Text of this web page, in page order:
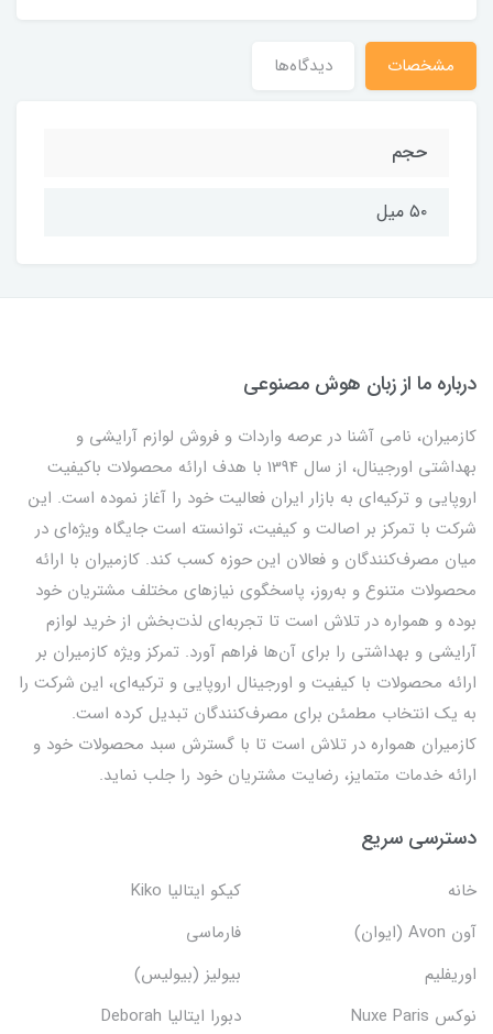
مشخصات دیدگاه‌ها
حجم
۵۰ میل
درباره ما از زبان هوش مصنوعی
کازمیران، نامی آشنا در عرصه واردات و فروش لوازم آرایشی و
بهداشتی اورجینال، از سال 1394 با هدف ارائه محصولات باکیفیت
اروپایی و ترکیه‌ای به بازار ایران فعالیت خود را آغاز نموده است. این
شرکت با تمرکز بر اصالت و کیفیت، توانسته است جایگاه ویژه‌ای در
میان مصرف‌کنندگان و فعالان این حوزه کسب کند. کازمیران با ارائه
محصولات متنوع و به‌روز، پاسخگوی نیازهای مختلف مشتریان خود
بوده و همواره در تلاش است تا تجربه‌ای لذت‌بخش از خرید لوازم
آرایشی و بهداشتی را برای آن‌ها فراهم آورد. تمرکز ویژه کازمیران بر
ارائه محصولات با کیفیت و اورجینال اروپایی و ترکیه‌ای، این شرکت را
به یک انتخاب مطمئن برای مصرف‌کنندگان تبدیل کرده است.
کازمیران همواره در تلاش است تا با گسترش سبد محصولات خود و
ارائه خدمات متمایز، رضایت مشتریان خود را جلب نماید.
دسترسی سریع
خانه
کیکو ایتالیا Kiko
آون Avon (ایوان)
فارماسی
اوریفلیم
بیولیز (بیولیس)
نوکس Nuxe Paris
دبورا ایتالیا Deborah